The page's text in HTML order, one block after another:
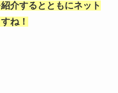
介するとともにネット
ね！